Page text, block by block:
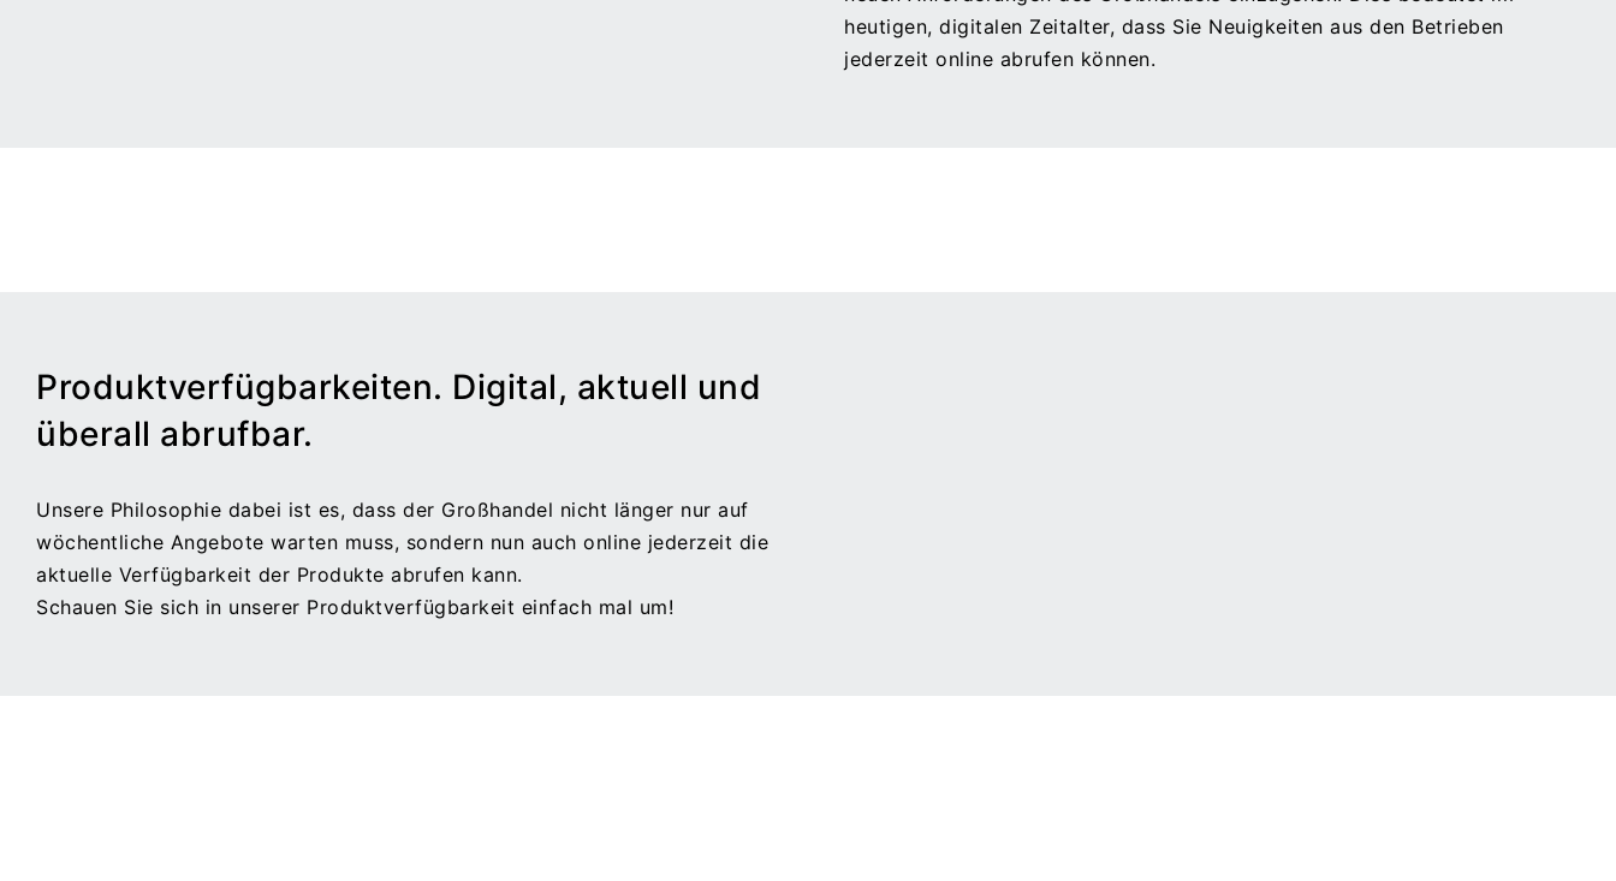
heutigen, digitalen Zeitalter, dass Sie Neuigkeiten aus den Betrieben
jederzeit online abrufen können.
Produktverfügbarkeiten. Digital, aktuell und
überall abrufbar.
Unsere Philosophie dabei ist es, dass der Großhandel nicht länger nur auf
wöchentliche Angebote warten muss, sondern nun auch online jederzeit die
aktuelle Verfügbarkeit der Produkte abrufen kann.
Schauen Sie sich in unserer Produktverfügbarkeit einfach mal um!